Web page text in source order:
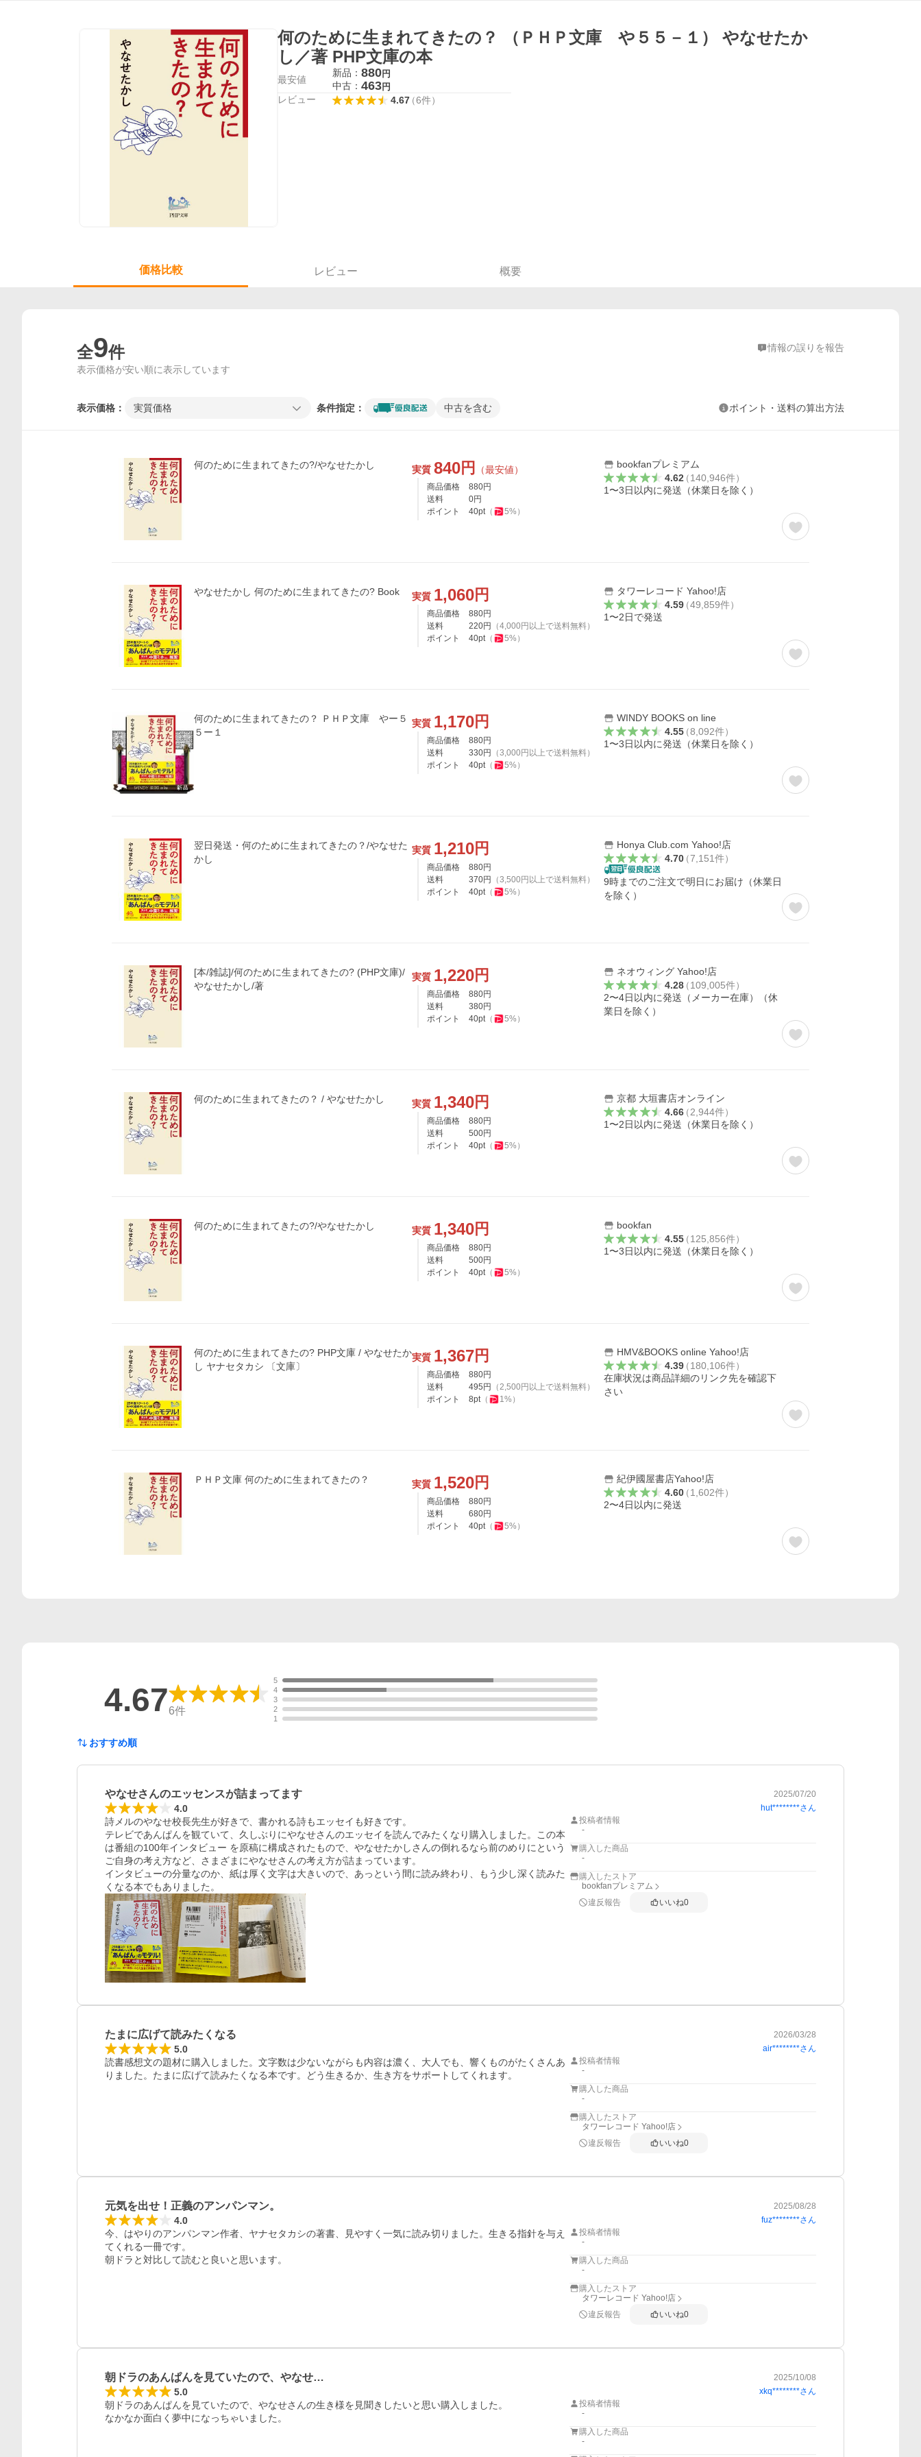
何のために生まれてきたの？ （ＰＨＰ文庫 や５５－１） やなせたか
し／著 PHP文庫の本
最安値
新品： 880円
中古： 463円
レビュー 4.67（6件）
価格比較 レビュー 概要
全9件 情報の誤りを報告
表示価格が安い順に表示しています
表示価格： 実質価格 条件指定： 中古を含む ポイント・送料の算出方法
何のために生まれてきたの?/やなせたかし 実質 840円 （最安値）
商品価格 880円
送料
0円
ポイント
40pt（ 5%）
bookfanプレミアム
4.62（140,946件）
1〜3日以内に発送（休業日を除く）
やなせたかし 何のために生まれてきたの? Book 実質 1,060円
商品価格 880円
送料
220円 （4,000 円以上で送料無料）
ポイント
40pt（ 5%）
タワーレコード Yahoo!店
4.59（49,859件）
1〜2日で発送
何のために生まれてきたの？ ＰＨＰ文庫 やー５
５ー１
実質 1,170円
商品価格 880円
送料
330円 （3,000 円以上で送料無料）
ポイント
40pt（ 5%）
WINDY BOOKS on line
4.55（8,092件）
1〜3日以内に発送（休業日を除く）
翌日発送・何のために生まれてきたの？/やなせた
かし
実質 1,210円
商品価格 880円
送料
370円 （3,500 円以上で送料無料）
ポイント
40pt（ 5%）
Honya Club.com Yahoo!店
4.70（7,151件）
9時までのご注文で明日にお届け（休業日
を除く）
[本/雑誌]/何のために生まれてきたの? (PHP文庫)/
やなせたかし/著
実質 1,220円
商品価格 880円
送料
380円
ポイント
40pt（ 5%）
ネオウィング Yahoo!店
4.28（109,005件）
2〜4日以内に発送（メーカー在庫）（休
業日を除く）
何のために生まれてきたの？ / やなせたかし 実質 1,340円
商品価格 880円
送料
500円
ポイント
40pt（ 5%）
京都 大垣書店オンライン
4.66（2,944件）
1〜2日以内に発送（休業日を除く）
何のために生まれてきたの?/やなせたかし 実質 1,340円
商品価格 880円
送料
500円
ポイント
40pt（ 5%）
bookfan
4.55（125,856件）
1〜3日以内に発送（休業日を除く）
何のために生まれてきたの? PHP文庫 / やなせたか
し ヤナセタカシ 〔文庫〕
実質 1,367円
商品価格 880円
送料
495 円 （2,500 円以上で送料無料）
ポイント
8pt（ 1%）
HMV&BOOKS online Yahoo!店
4.39（180,106件）
在庫状況は商品詳細のリンク先を確認下
さい
ＰＨＰ文庫 何のために生まれてきたの？ 実質 1,520円
商品価格 880円
送料
680円
ポイント
40pt（ 5%）
紀伊國屋書店Yahoo!店
4.60（1,602件）
2〜4日以内に発送
4.676件
5
4
3
2
1
おすすめ順
やなせさんのエッセンスが詰まってます 2025/07/20
4.0 hut********さん
詩メルのやなせ校長先生が好きで、書かれる詩もエッセイも好きです。
テレビであんぱんを観ていて、久しぶりにやなせさんのエッセイを読んでみたくなり購入しました。この本
は番組の100年インタビュー を原稿に構成されたもので、やなせたかしさんの倒れるなら前のめりにという
ご自身の考え方など、さまざまにやなせさんの考え方が詰まっています。
インタビューの分量なのか、紙は厚く文字は大きいので、あっという間に読み終わり、もう少し深く読みた
くなる本でもありました。
投稿者情報
-
購入した商品
-
購入したストア
bookfanプレミアム
違反報告
いいね0
たまに広げて読みたくなる 2026/03/28
5.0 air********さん
読書感想文の題材に購入しました。文字数は少ないながらも内容は濃く、大人でも、響くものがたくさんあ
りました。たまに広げて読みたくなる本です。どう生きるか、生き方をサポートしてくれます。
投稿者情報
-
購入した商品
-
購入したストア
タワーレコード Yahoo!店
違反報告
いいね0
元気を出せ！正義のアンパンマン。 2025/08/28
4.0 fuz********さん
今、はやりのアンパンマン作者、ヤナセタカシの著書、見やすく一気に読み切りました。生きる指針を与え
てくれる一冊です。
朝ドラと対比して読むと良いと思います。
投稿者情報
-
購入した商品
-
購入したストア
タワーレコード Yahoo!店
違反報告
いいね0
朝ドラのあんぱんを見ていたので、やなせ… 2025/10/08
5.0 xkq********さん
朝ドラのあんぱんを見ていたので、やなせさんの生き様を見聞きしたいと思い購入しました。
なかなか面白く夢中になっちゃいました。
投稿者情報
-
購入した商品
-